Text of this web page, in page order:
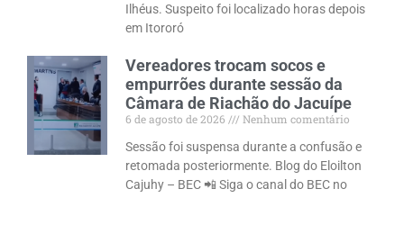
Ilhéus. Suspeito foi localizado horas depois
em Itororó
Vereadores trocam socos e
empurrões durante sessão da
Câmara de Riachão do Jacuípe
6 de agosto de 2026
Nenhum comentário
Sessão foi suspensa durante a confusão e
retomada posteriormente. Blog do Eloilton
Cajuhy – BEC 📲 Siga o canal do BEC no